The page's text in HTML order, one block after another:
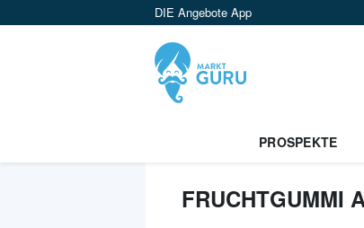
DIE Angebote App
PROSPEKTE
FRUCHTGUMMI